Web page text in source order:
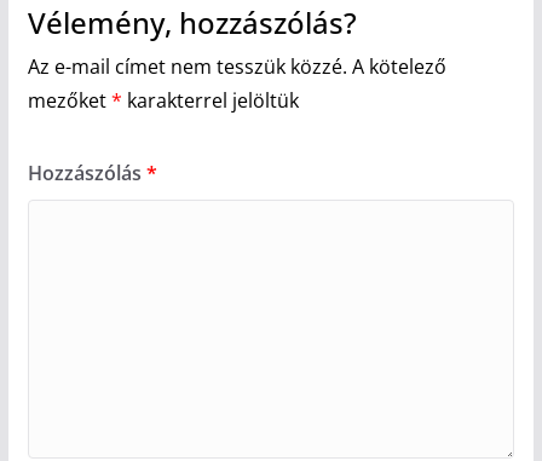
Vélemény, hozzászólás?
Az e-mail címet nem tesszük közzé. A kötelező
mezőket* karakterrel jelöltük
Hozzászólás *